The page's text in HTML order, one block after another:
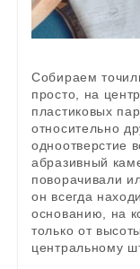
Собираем
просто, на
пластиковых
относительно
одноотверстие
абразивный
поворачивали
он всегда
основанию, на
только от
центральному